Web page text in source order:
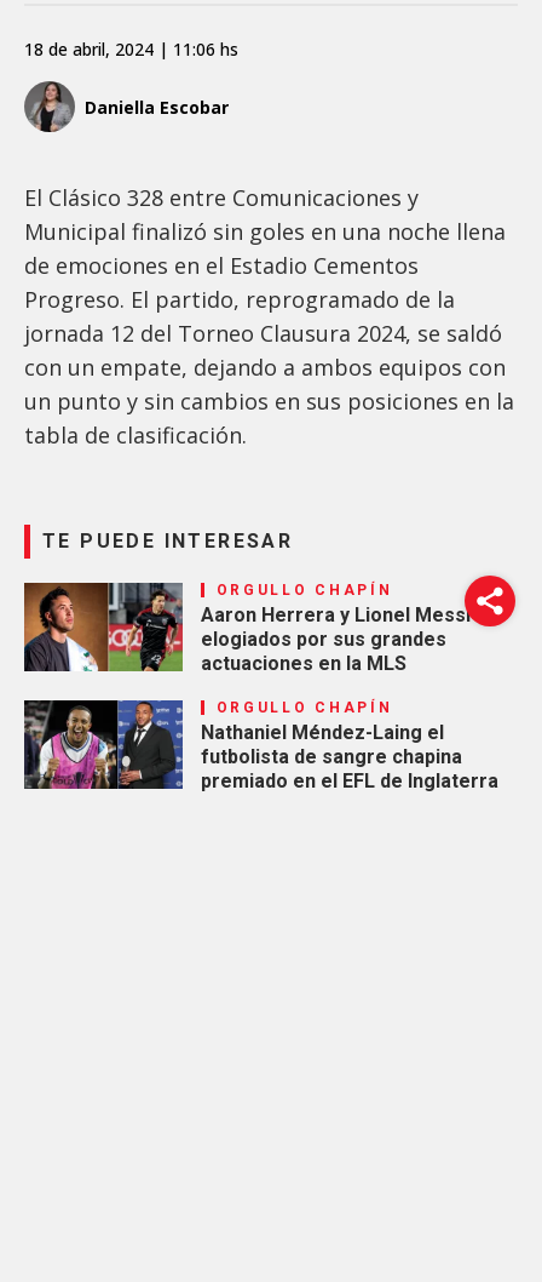
Daniella Escobar
18 de abril, 2024 | 11:06 hs
El Clásico 328 entre Comunicaciones y
Municipal finalizó sin goles en una noche llena
de emociones en el Estadio Cementos
Progreso. El partido, reprogramado de la
jornada 12 del Torneo Clausura 2024, se saldó
con un empate, dejando a ambos equipos con
un punto y sin cambios en sus posiciones en la
tabla de clasificación.
TE PUEDE INTERESAR
ORGULLO CHAPÍN
Aaron Herrera y Lionel Messi
elogiados por sus grandes
actuaciones en la MLS
ORGULLO CHAPÍN
Nathaniel Méndez-Laing el
futbolista de sangre chapina
premiado en el EFL de Inglaterra